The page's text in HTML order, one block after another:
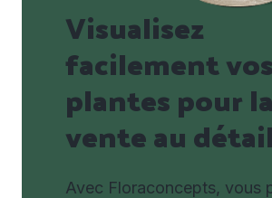
Visualisez
facilement vos
plantes pour la
vente au détail
Avec Floraconcepts, vous